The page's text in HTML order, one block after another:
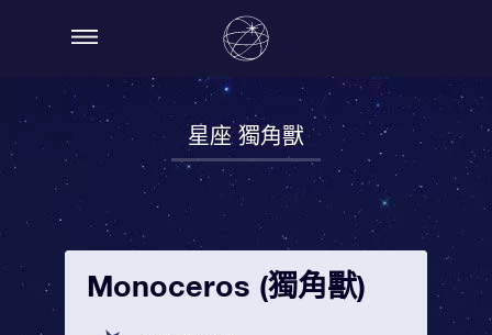
星座 獨角獸
Monoceros (獨角獸)